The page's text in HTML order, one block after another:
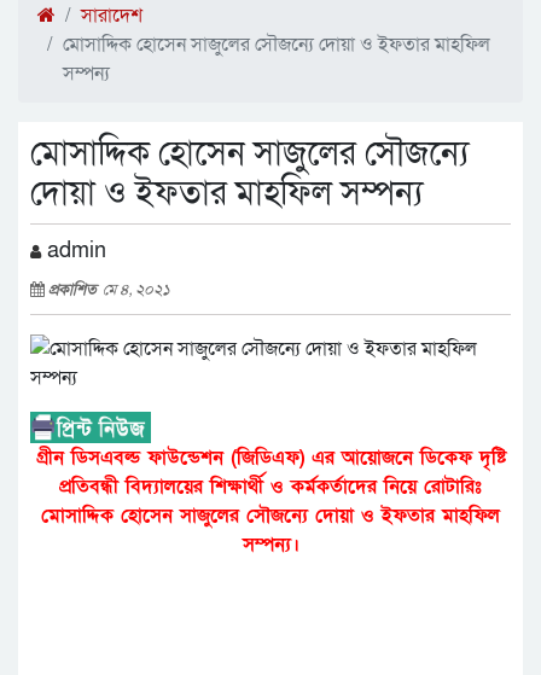
সারাদেশ
মোসাদ্দিক হোসেন সাজুলের সৌজন্যে দোয়া ও ইফতার মাহফিল
সম্পন্য
মোসাদ্দিক হোসেন সাজুলের সৌজন্যে
দোয়া ও ইফতার মাহফিল সম্পন্য
admin
প্রকাশিত মে ৪, ২০২১
গ্রীন ডিসএবল্ড ফাউন্ডেশন (জিডিএফ) এর আয়োজনে ডিকেফ দৃষ্টি
প্রতিবন্ধী বিদ্যালয়ের শিক্ষার্থী ও কর্মকর্তাদের নিয়ে রোটারিঃ
মোসাদ্দিক হোসেন সাজুলের সৌজন্যে দোয়া ও ইফতার মাহফিল
সম্পন্য।